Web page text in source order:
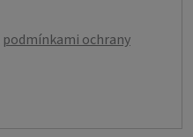
podmínkami ochrany